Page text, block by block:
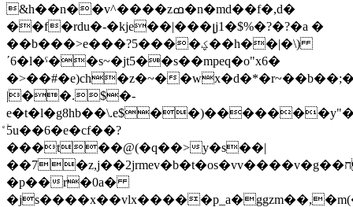
&h��n��v^����zߘ�n�md��f�,d�
��f�rdu�-�kje��|���լj1�$%�?�?�a �
��b���>e���?5����ؼ��h��|�\)
΄6�l�ˁ��s~�jt5��s��mpeq�o"x6�
�>��#�e)ch�z�~�
|��.$�-
۠ͤ5u��6�e�cf��?
���t��@(�q��>y�s��|
��7�z,j��2jrmev�b�t�os�vv����v�g��חt�8�vhid.t$y�c
�p��r�0a�